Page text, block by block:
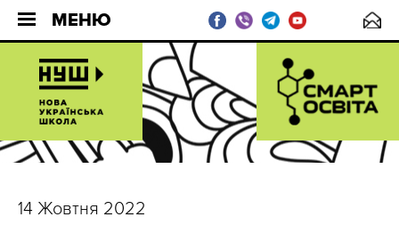
МЕНЮ
14 Жовтня 2022